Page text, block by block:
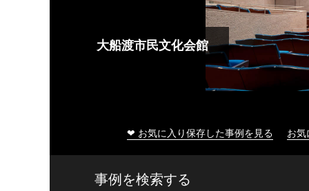
大船渡市民文化会館
❤ お気に入り保存した事例を見る お
事例を検索する